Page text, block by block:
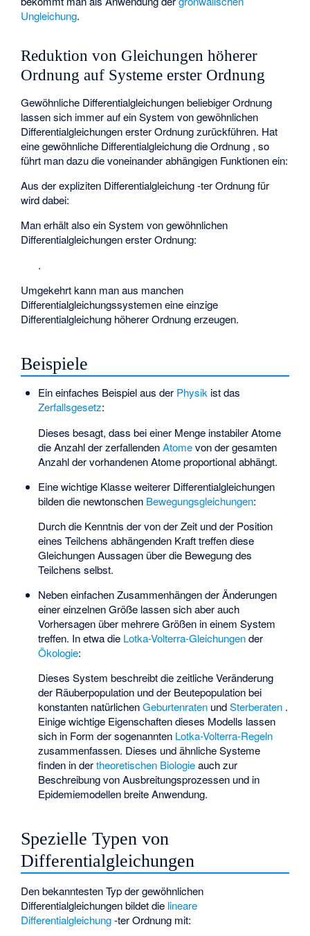
Ungleichung.
Reduktion von Gleichungen höherer
Ordnung auf Systeme erster Ordnung
Gewöhnliche Differentialgleichungen beliebiger Ordnung
lassen sich immer auf ein System von gewöhnlichen
Differentialgleichungen erster Ordnung zurückführen. Hat
eine gewöhnliche Differentialgleichung die Ordnung , so
führt man dazu die voneinander abhängigen Funktionenein:
Aus der expliziten Differentialgleichung-ter Ordnung für
wird dabei:
Man erhält also ein System vongewöhnlichen
Differentialgleichungen erster Ordnung:
.
Umgekehrt kann man aus manchen
Differentialgleichungssystemen eine einzige
Differentialgleichung höherer Ordnung erzeugen.
Beispiele
Ein einfaches Beispiel aus der Physikist das
Zerfallsgesetz:
Dieses besagt, dass bei einer Menge instabiler Atome
die Anzahl der zerfallendenAtomevon der gesamten
Anzahlder vorhandenen Atome proportional abhängt.
Eine wichtige Klasse weiterer Differentialgleichungen
bilden die newtonschen Bewegungsgleichungen:
Durch die Kenntnis der von der Zeit und der Position
eines Teilchens abhängenden Krafttreffen diese
Gleichungen Aussagen über die Bewegung des
Teilchens selbst.
Neben einfachen Zusammenhängen der Änderungen
einer einzelnen Größe lassen sich aber auch
Vorhersagen über mehrere Größen in einem System
treffen. In etwa die Lotka-Volterra-Gleichungender
Ökologie:
Dieses System beschreibt die zeitliche Veränderung
der Räuberpopulation und der Beutepopulationbei
konstanten natürlichenGeburtenraten undSterberaten .
Einige wichtige Eigenschaften dieses Modells lassen
sich in Form der sogenannten Lotka-Volterra-Regeln
zusammenfassen. Dieses und ähnliche Systeme
finden in dertheoretischen Biologieauch zur
Beschreibung von Ausbreitungsprozessen und in
Epidemiemodellen breite Anwendung.
Spezielle Typen von
Differentialgleichungen
Den bekanntesten Typ der gewöhnlichen
Differentialgleichungen bildet die lineare
Differentialgleichung -ter Ordnung mit: